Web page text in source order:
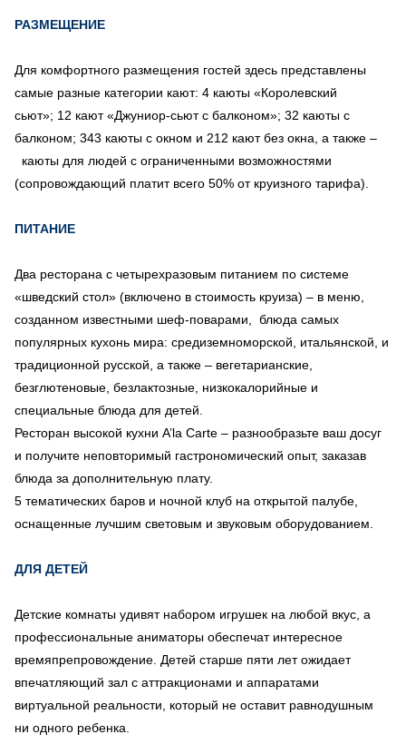
РАЗМЕЩЕНИЕ
Для комфортного размещения гостей здесь представлены
самые разные категории кают: 4 каюты «Королевский
сьют»; 12 кают «Джуниор-сьют с балконом»; 32 каюты с
балконом; 343 каюты с окном и 212 кают без окна, а также –
каюты для людей с ограниченными возможностями
(сопровождающий платит всего 50% от круизного тарифа).
ПИТАНИЕ
Два ресторана с четырехразовым питанием по системе
«шведский стол» (включено в стоимость круиза) – в меню,
созданном известными шеф-поварами, блюда самых
популярных кухонь мира: средиземноморской, итальянской, и
традиционной русской, а также – вегетарианские,
безглютеновые, безлактозные, низкокалорийные и
специальные блюда для детей.
Ресторан высокой кухни A’la Carte – разнообразьте ваш досуг
и получите неповторимый гастрономический опыт, заказав
блюда за дополнительную плату.
5 тематических баров и ночной клуб на открытой палубе,
оснащенные лучшим световым и звуковым оборудованием.
ДЛЯ ДЕТЕЙ
Детские комнаты удивят набором игрушек на любой вкус, а
профессиональные аниматоры обеспечат интересное
времяпрепровождение. Детей старше пяти лет ожидает
впечатляющий зал с аттракционами и аппаратами
виртуальной реальности, который не оставит равнодушным
ни одного ребенка.